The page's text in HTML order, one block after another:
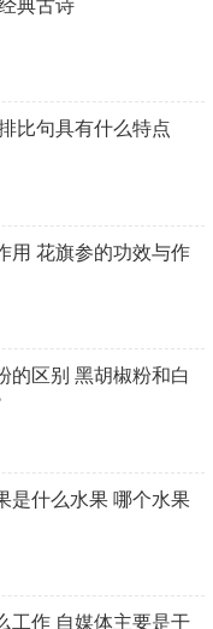
典古诗
比句具有什么特点
用 花旗参的功效与作
的区别 黑胡椒粉和白
是什么水果 哪个水果
工作 自媒体主要是干